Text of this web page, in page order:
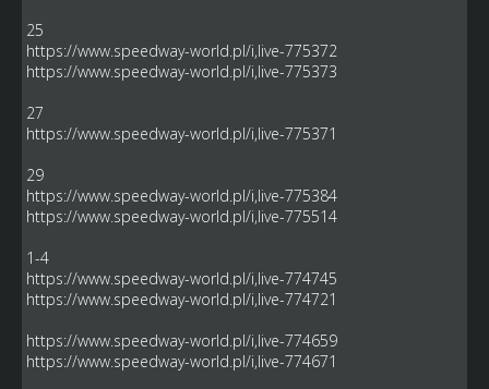
25
https://www.speedway-world.pl/i,live-775372
https://www.speedway-world.pl/i,live-775373
27
https://www.speedway-world.pl/i,live-775371
29
https://www.speedway-world.pl/i,live-775384
https://www.speedway-world.pl/i,live-775514
1-4
https://www.speedway-world.pl/i,live-774745
https://www.speedway-world.pl/i,live-774721
https://www.speedway-world.pl/i,live-774659
https://www.speedway-world.pl/i,live-774671